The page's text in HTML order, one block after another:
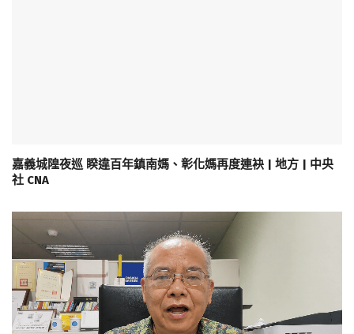
嘉義城隍夜巡 睽違百年鎮南媽、彰化媽再度連袂 | 地方 | 中央
社 CNA